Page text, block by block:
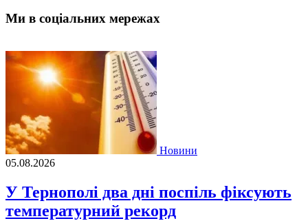
Ми в соціальних мережах
Новини
05.08.2026
У Тернополі два дні поспіль фіксують
температурний рекорд